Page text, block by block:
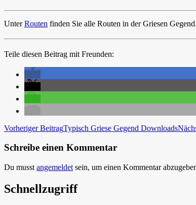
UnterRouten finden Sie alle Routen in der Griesen Gegend.
Teile diesen Beitrag mit Freunden:
Beitragsnavigation
Vorheriger BeitragTypisch Griese Gegend Downloads
Schreibe einen Kommentar
Du musst angemeldet sein, um einen Kommentar
Schnellzugriff